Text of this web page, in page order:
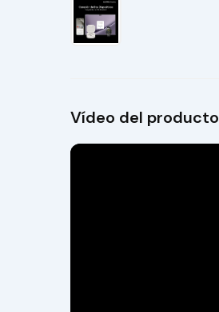
Vídeo del producto